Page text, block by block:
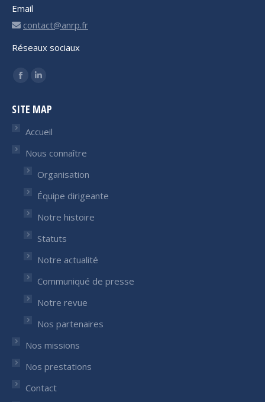
Email
contact@anrp.fr
Réseaux sociaux
Trouvez nous sur :
Facebook
opens
window
LinkedIn
opens
in
window
SITE MAP
Accueil
Nous connaître
Organisation
Équipe dirigeante
Notre histoire
Statuts
Notre actualité
Communiqué de presse
Notre revue
Nos partenaires
Nos missions
Nos prestations
Contact